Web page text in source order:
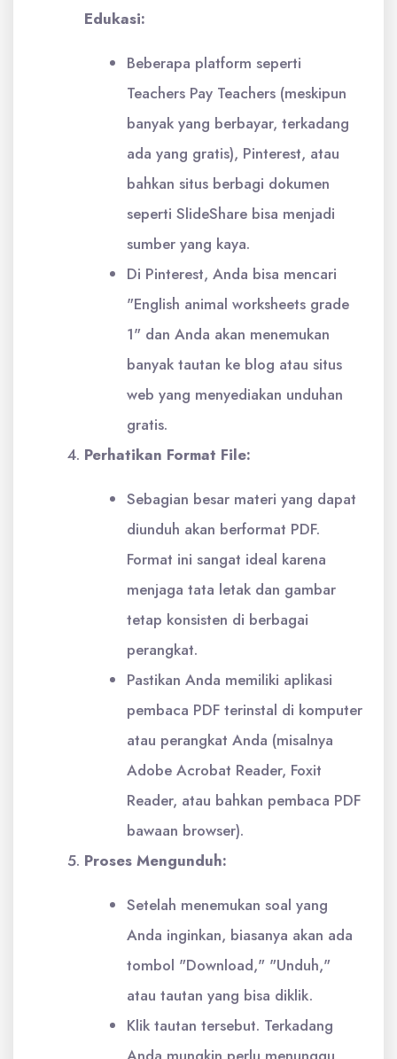
Edukasi:
Beberapa platform seperti
Teachers Pay Teachers (meskipun
banyak yang berbayar, terkadang
ada yang gratis), Pinterest, atau
bahkan situs berbagi dokumen
seperti SlideShare bisa menjadi
sumber yang kaya.
Di Pinterest, Anda bisa mencari
"English animal worksheets grade
1" dan Anda akan menemukan
banyak tautan ke blog atau situs
web yang menyediakan unduhan
gratis.
Perhatikan Format File:
Sebagian besar materi yang dapat
diunduh akan berformat PDF.
Format ini sangat ideal karena
menjaga tata letak dan gambar
tetap konsisten di berbagai
perangkat.
Pastikan Anda memiliki aplikasi
pembaca PDF terinstal di komputer
atau perangkat Anda (misalnya
Adobe Acrobat Reader, Foxit
Reader, atau bahkan pembaca PDF
bawaan browser).
Proses Mengunduh:
Setelah menemukan soal yang
Anda inginkan, biasanya akan ada
tombol "Download," "Unduh,"
atau tautan yang bisa diklik.
Klik tautan tersebut. Terkadang